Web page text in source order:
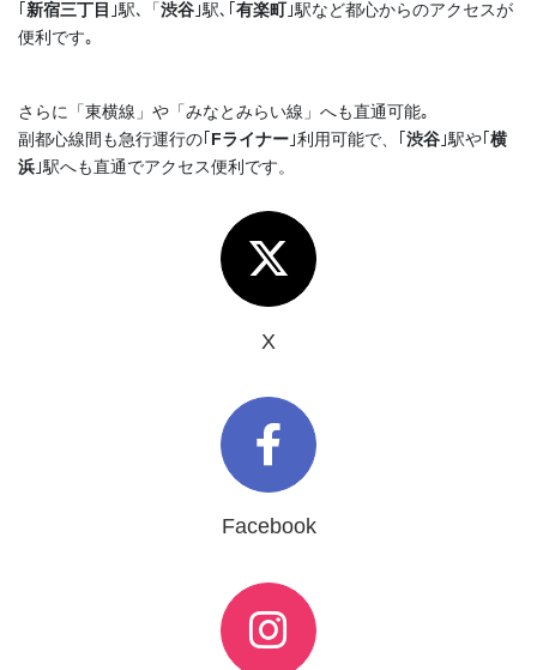
新宿三丁目 ｣駅､「渋谷 ｣駅､｢ 有楽町｣駅など都心からのアクセスが
便利です｡
さらに「東横線」や「みなとみらい線」へも直通可能｡
副都心線間も急行運行の｢ Fライナー ｣利用可能で、｢ 渋谷 ｣駅や｢ 横
浜 ｣駅へも直通でアクセス便利です。
X
Facebook